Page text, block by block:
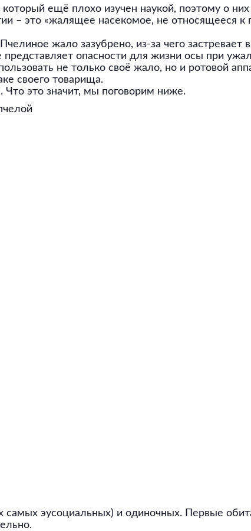
ещё плохо изучен наукой, поэтому о них
– это «жалящее насекомое, не относящееся
жало зазубрено, из-за чего застревает
представляет опасности для жизни осы при
не только своё жало, но и ротовой
своего товарища.
Что это значит, мы поговорим ниже.
эусоциальных) и одиночных. Первые